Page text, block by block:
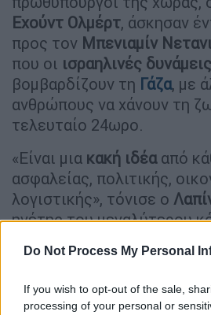
Do Not Process My Personal
If you wish to opt-out of the sale,
processing of your personal or
Εχούντ Ολμέρτ, άσκησαν
προς τον Μπενιαμίν
που οι ισραηλινές δυνάμεις
βομβαρδίζουν τη Γάζα, με
ανθρώπους να χάνουν τη
τελευταίο 24ωρο.
«Είναι μια κακή ιδέααπό
ασφαλείας, πολιτικής,
λογιστικής», τόνισε ο
ηγέτης του μεγαλύτερου
τίποτα καλό δεν θα
για τη δημιουργία της
πάνω στα ερείπια τηςΡάφα